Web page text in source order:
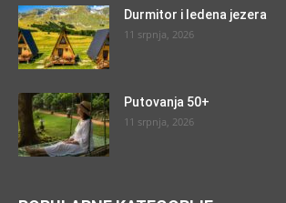
Durmitor i ledena jezera
11 srpnja, 2026
Putovanja 50+
11 srpnja, 2026